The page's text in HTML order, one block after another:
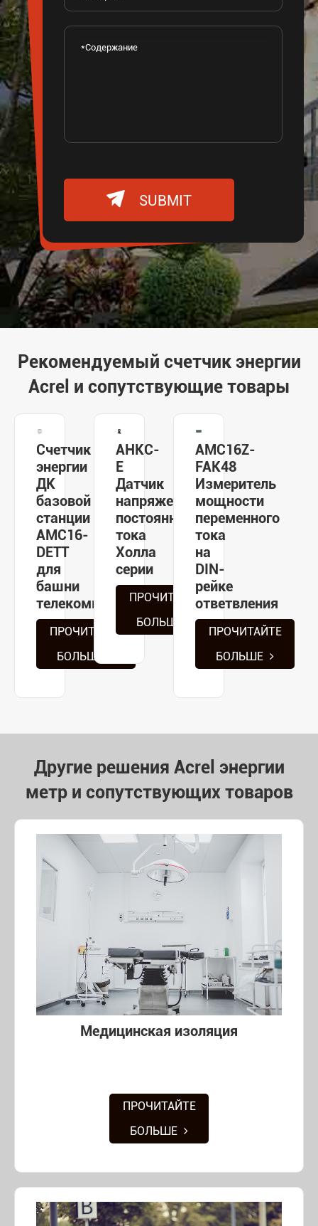
 SUBMIT
Рекомендуемый счетчик энергии
Acrel и сопутствующие товары
Счетчик
энергии
ДК
базовой
станции
AMC16-
DETT
для
башни
телекоммуникаций
ПРОЧИТАЙТЕ
БОЛЬШЕ
AHKC-
E
Датчик
напряжения
постоянного
тока
Холла
серии
ПРОЧИТАЙТЕ
БОЛЬШЕ
AMC16Z-
FAK48
Измеритель
мощности
переменного
тока
на
DIN-
рейке
ответвления
ПРОЧИТАЙТЕ
БОЛЬШЕ
Другие решения Acrel энергии
метр и сопутствующих товаров
Медицинская изоляция
ПРОЧИТАЙТЕ
БОЛЬШЕ